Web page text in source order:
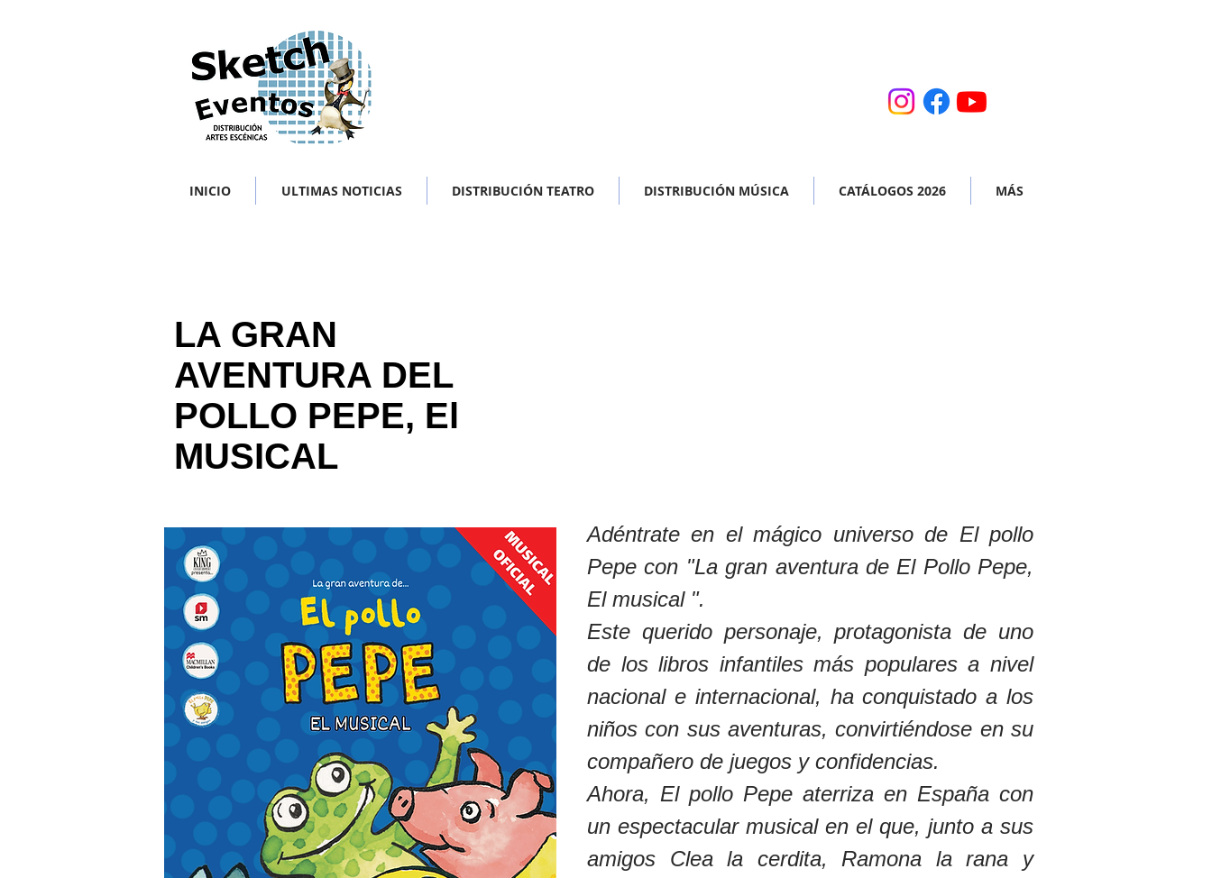
INICIO ULTIMAS NOTICIAS DISTRIBUCIÓN TEATRO DISTRIBUCIÓN MÚSICA CATÁLOGOS 2026 MÁS
LA GRAN
AVENTURA DEL
POLLO PEPE, El
MUSICAL
Adéntrate en el mágico universo de El pollo
Pepe con "La gran aventura de El Pollo Pepe,
El musical ".
Este querido personaje, protagonista de uno
de los libros infantiles más populares a nivel
nacional e internacional, ha conquistado a los
niños con sus aventuras, convirtiéndose en su
compañero de juegos y confidencias.
Ahora, El pollo Pepe aterriza en España con
un espectacular musical en el que, junto a sus
amigos Clea la cerdita, Ramona la rana y